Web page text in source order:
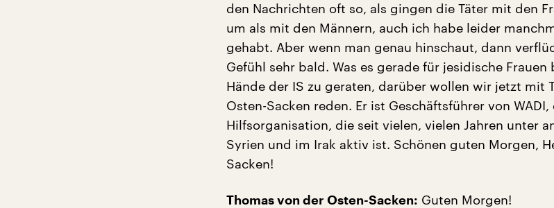
den Nachrichten oft so, als gingen die Täter mit den
um als mit den Männern, auch ich habe leider
gehabt. Aber wenn man genau hinschaut, dann
Gefühl sehr bald. Was es gerade für jesidische
Hände der IS zu geraten, darüber wollen wir jetzt mit
Osten-Sacken reden. Er ist Geschäftsführer von WADI,
Hilfsorganisation, die seit vielen, vielen Jahren unter
Syrien und im Irak aktiv ist. Schönen guten Morgen,
Sacken!
Thomas von der Osten-Sacken: Guten Morgen!